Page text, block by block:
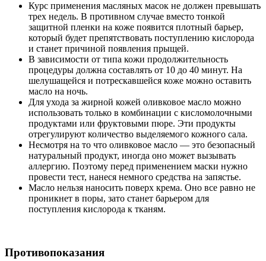
Курс применения масляных масок не должен превышать
трех недель. В противном случае вместо тонкой
защитной пленки на коже появится плотный барьер,
который будет препятствовать поступлению кислорода
и станет причиной появления прыщей.
В зависимости от типа кожи продолжительность
процедуры должна составлять от 10 до 40 минут. На
шелушащейся и потрескавшейся коже можно оставить
масло на ночь.
Для ухода за жирной кожей оливковое масло можно
использовать только в комбинации с кисломолочными
продуктами или фруктовыми пюре. Эти продукты
отрегулируют количество выделяемого кожного сала.
Несмотря на то что оливковое масло — это безопасный
натуральный продукт, иногда оно может вызывать
аллергию. Поэтому перед применением маски нужно
провести тест, нанеся немного средства на запястье.
Масло нельзя наносить поверх крема. Оно все равно не
проникнет в поры, зато станет барьером для
поступления кислорода к тканям.
Противопоказания